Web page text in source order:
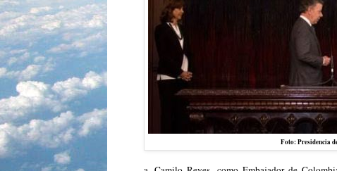
Foto: Presidencia